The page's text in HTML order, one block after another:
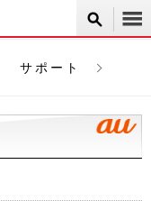
サポート